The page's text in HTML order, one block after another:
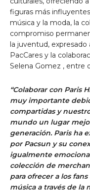
figuras más
música y la moda, la
compromiso
la juventud,
PacCares y la
Selena Gomez , entre
“Colaborar con Paris
muy importante
compartidas y
mundo un lugar
generación. Parisha
por Pacsun y su
igualmente
colección de
para ofrecer a los
música a través de la